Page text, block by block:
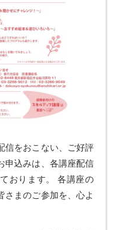
信をおこない、ご好評
申込みは、各講座配信
おります。 各講座の
さまのご参加を、心よ